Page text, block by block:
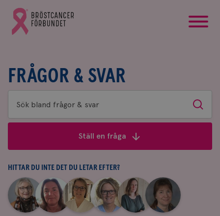
Gå
till
Bröstcancerförbundets
FRÅGOR & SVAR
Sök
bland
&
svar
Sök
Ställ en fråga
HITTAR DU INTE DET DU LETAR EFTER?
Aina
Johnsson
|
Anne
Andersson
Fredrika
Killander
|
Jeanette
Bäcklund
|
Maria
Edegran
|
Yvette
Andersson